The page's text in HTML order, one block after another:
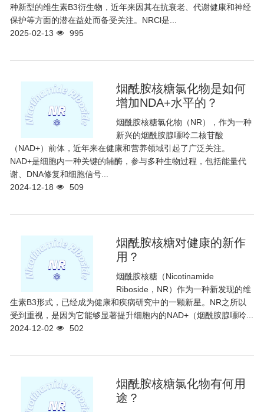
种新型的维生素B3衍生物，近年来因其在抗衰老、代谢健康和神经
保护等方面的潜在益处而备受关注。NRCl是...
2025-02-13
995
烟酰胺核糖氯化物是如何
增加NDA+水平的？
烟酰胺核糖氯化物（NR），作为一种
新兴的烟酰胺腺嘌呤二核苷酸
（NAD+）前体，近年来在健康和营养领域引起了广泛关注。
NAD+是细胞内一种关键的辅酶，参与多种生物过程，包括能量代
谢、DNA修复和细胞信号...
2024-12-18
509
烟酰胺核糖对健康的新作
用？
烟酰胺核糖（Nicotinamide
Riboside，NR）作为一种新发现的维
生素B3形式，已经成为健康和疾病研究中的一颗新星。NR之所以
受到重视，是因为它能够显著提升细胞内的NAD+（烟酰胺腺嘌呤...
2024-12-02
502
烟酰胺核糖氯化物有何用
途？